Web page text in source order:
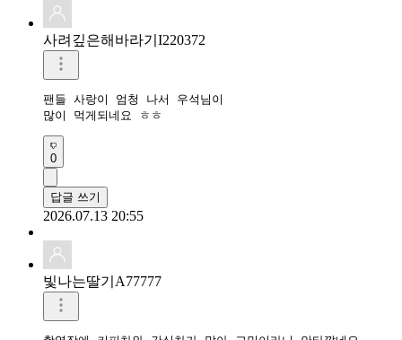
사려깊은해바라기I220372
팬들 사랑이 엄청 나서 우석님이
많이 먹게되네요 ㅎㅎ
0
답글 쓰기
2026.07.13 20:55
빛나는딸기A77777